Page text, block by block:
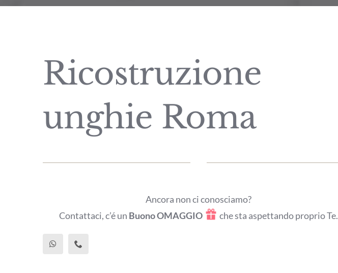
Ricostruzione
unghie Roma
Ancora non ci conosciamo?
Contattaci, c’é un Buono OMAGGIO che sta aspettando proprio Te.